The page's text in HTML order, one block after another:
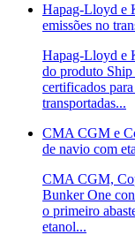
Hapag-Lloyd e
emissões no
Hapag-Lloyd e
do produto
certificados
transportadas...
CMA CGM e
de navio com
CMA CGM,
Bunker One
o primeiro
etanol...